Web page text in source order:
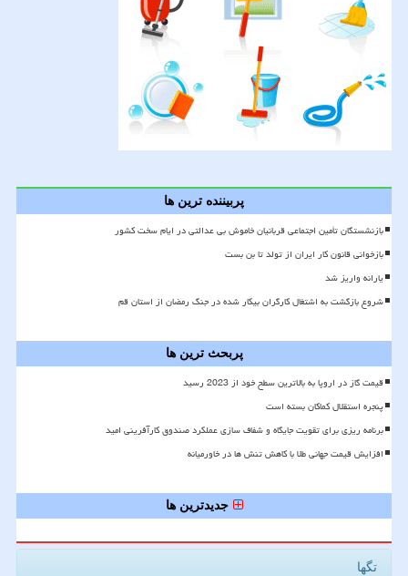
پربیننده ترین ها
بازنشستگان تأمین اجتماعی قربانیان خاموش بی عدالتی در ایام سخت کشور
بازخوانی قانون کار ایران از تولد تا بن بست
یارانه واریز شد
شروع بازگشت به اشتغال کارگران بیکار شده در جنگ رمضان از استان قم
پربحث ترین ها
قیمت گاز در اروپا به بالاترین سطح خود از 2023 رسید
پنجره استقلال کماکان بسته است
برنامه ریزی برای تقویت جایگاه و شفاف سازی عملکرد صندوق کارآفرینی امید
افزایش قیمت جهانی طلا با کاهش تنش ها در خاورمیانه
جدیدترین ها
تگها